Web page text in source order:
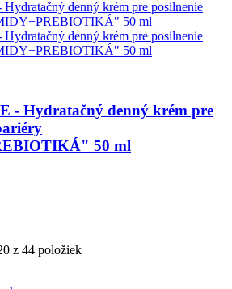
- Hydratačný denný krém pre
50 ml
z 44 položiek